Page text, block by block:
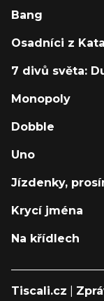
Bang
Osadníci z
7 divů světa:
Monopoly
Dobble
Uno
Jízdenky,
Krycí jména
Na křídlech
Tiscali.cz